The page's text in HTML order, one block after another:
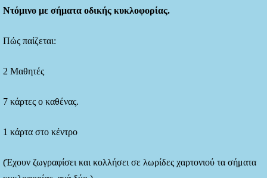
Ντόμινο με σήματα οδικής κυκλοφορίας.
Πώς παίζεται:
2 Μαθητές
7 κάρτες ο καθένας.
1 κάρτα στο κέντρο
(Έχουν ζωγραφίσει και κολλήσει σε λωρίδες χαρτονιού τα σήματα